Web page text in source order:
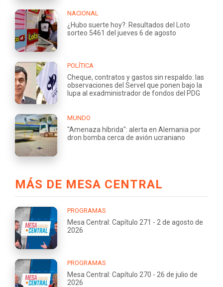
NACIONAL
¿Hubo suerte hoy?: Resultados del Loto
sorteo 5461 del jueves 6 de agosto
POLÍTICA
Cheque, contratos y gastos sin respaldo: las
observaciones del Servel que ponen bajo la
lupa al exadministrador de fondos del PDG
MUNDO
"Amenaza híbrida": alerta en Alemania por
dron bomba cerca de avión ucraniano
MÁS DE MESA CENTRAL
PROGRAMAS
Mesa Central: Capítulo 271 - 2 de agosto de
2026
PROGRAMAS
Mesa Central: Capítulo 270 - 26 de julio de
2026